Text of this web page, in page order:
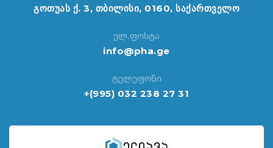
გოთუას ქ. 3, თბილისი, 0160, საქართველო
ელ.ფოსტა
info@pha.ge
ტელეფონი
+(995) 032 238 27 31